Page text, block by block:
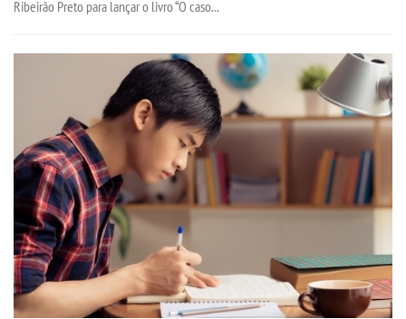
Ribeirão Preto para lançar o livro “O caso...